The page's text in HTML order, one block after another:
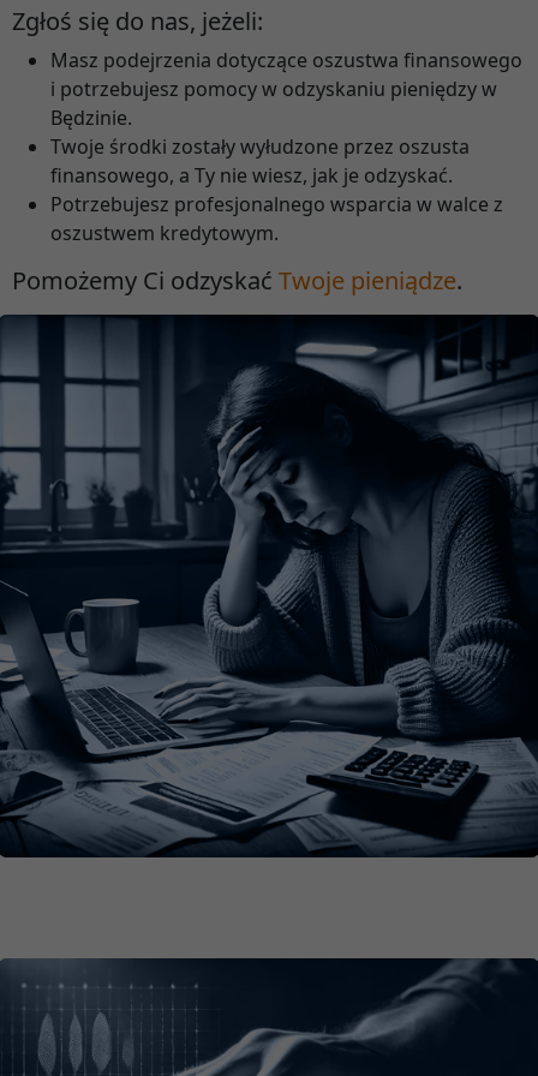
Zgłoś się do nas, jeżeli:
Masz podejrzenia dotyczące oszustwa finansowego
i potrzebujesz pomocy w odzyskaniu pieniędzy w
Będzinie.
Twoje środki zostały wyłudzone przez oszusta
finansowego, a Ty nie wiesz, jak je odzyskać.
Potrzebujesz profesjonalnego wsparcia w walce z
oszustwem kredytowym.
Pomożemy Ci odzyskać Twoje pieniądze.